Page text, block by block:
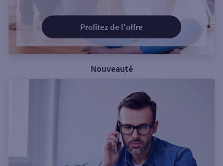
Profitez de l'offre
Nouveauté